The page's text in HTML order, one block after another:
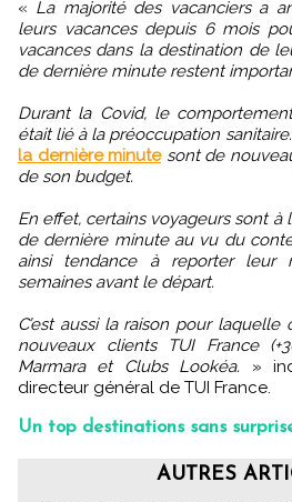
« La majorité des vacanciers a
leurs vacances depuis 6 mois
vacances dans la destination de
de dernière minute restent
Durant la Covid, le
était lié à la préoccupation
la dernière minute sont de
de son budget.
En effet, certains voyageurs sont
de dernière minute au vu du
ainsi tendance à reporter leur
semaines avant le départ.
C’est aussi la raison pour
nouveaux clients TUI France
Marmara et Clubs Lookéa. »
directeur général de TUI France.
Un top destinations sans
AUTRES